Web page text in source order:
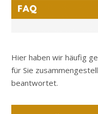
Hier haben wir häufig
für Sie
beantwortet.